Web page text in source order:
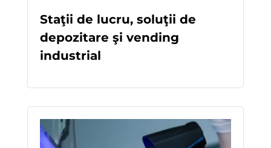
Staţii de lucru, soluţii de
depozitare şi vending
industrial